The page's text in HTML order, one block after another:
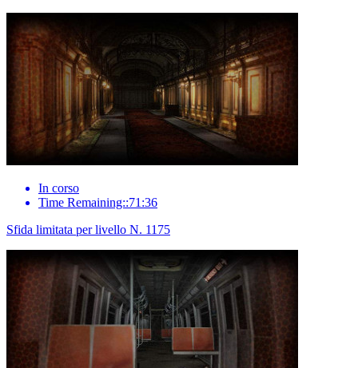
In corso
Time Remaining::71:36
Sfida limitata per livello N. 1175